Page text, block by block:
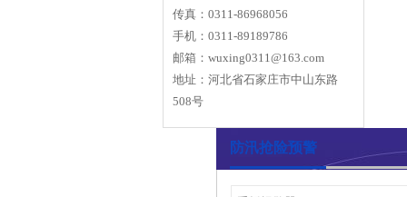
传真：0311-86968056
手机：0311-89189786
邮箱： wuxing0311@163.com
地址：河北省石家庄市中山东路
508号
防汛抢险预警